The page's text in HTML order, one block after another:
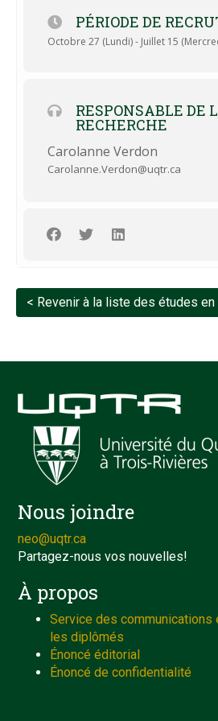
PÉRIODE DE
Octobre 27 (Lundi) - Juillet 15
RESPONSABLE DE
RECHERCHE
Carolanne Verdon
Carolanne.Verdon@uqtr.ca
< Revenir à la liste des études en
Nous joindre
neo@uqtr.ca
Partagez-nous vos nouvelles!
À propos
Service des
les diplômés
Énoncé éditorial
Énoncé de confidentialité